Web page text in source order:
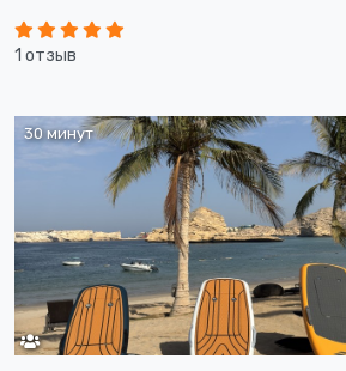
1 отзыв
30 минут